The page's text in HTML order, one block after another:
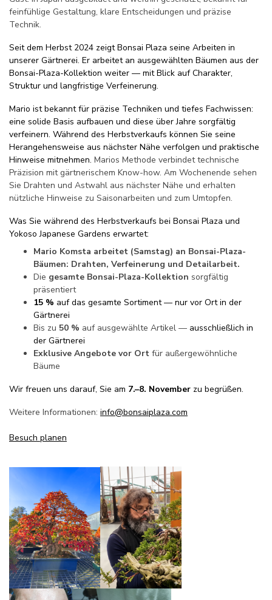
feinfühlige Gestaltung, klare Entscheidungen und präzise
Technik.
Seit dem Herbst 2024 zeigt Bonsai Plaza seine Arbeiten in
unserer Gärtnerei. Er arbeitet an ausgewählten Bäumen aus der
Bonsai-Plaza-Kollektion weiter — mit Blick auf Charakter,
Struktur und langfristige Verfeinerung.
Mario ist bekannt für präzise Techniken und tiefes Fachwissen:
eine solide Basis aufbauen und diese über Jahre sorgfältig
verfeinern. Während des Herbstverkaufs können Sie seine
Herangehensweise aus nächster Nähe verfolgen und praktische
Hinweise mitnehmen. Marios Methode verbindet technische
Präzision mit gärtnerischem Know-how. Am Wochenende sehen
Sie Drahten und Astwahl aus nächster Nähe und erhalten
nützliche Hinweise zu Saisonarbeiten und zum Umtopfen.
Was Sie während des Herbstverkaufs bei Bonsai Plaza und
Yokoso Japanese Gardens erwartet:
Mario Komsta arbeitet (Samstag) an Bonsai-Plaza-
Bäumen: Drahten, Verfeinerung und Detailarbeit.
Die gesamte Bonsai-Plaza-Kollektion sorgfältig
präsentiert
15 % auf das gesamte Sortiment — nur vor Ort in der
Gärtnerei
Bis zu 50 % auf ausgewählte Artikel — ausschließlich in
der Gärtnerei
Exklusive Angebote vor Ort für außergewöhnliche
Bäume
Wir freuen uns darauf, Sie am 7.–8. November zu begrüßen.
Weitere Informationen: info@bonsaiplaza.com
Besuch planen